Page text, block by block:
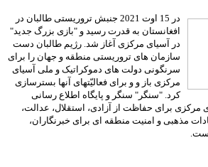
در 15 اوت 2021 جنبش تروریستی طالبان در
افغانستان به قدرت رسید و "بازی بزرگ جدید"
در آسیای مرکزی آغاز شد. رژیم طالبان دست
سازمان های تروریستی منطقه و جهان را برای
سرنگونی دولت های دموکراتیک و ملی آسیای
مرکزی باز و و برای فعالیّتهای آنها بسترسازی
کرد. "سنگر" سنگر و پایگاه اطلاع رسانی
مرکزی برای حفاظت از آزادی، استقلال، عدالت،
مذهبی و امنیت منطقه ای برای خبرنگاران،